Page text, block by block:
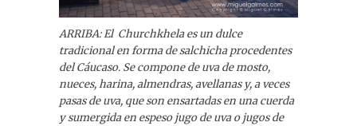
ARRIBA: El Churchkhela es un dulce
tradicional en forma de salchicha procedentes
del Cáucaso. Se compone de uva de mosto,
nueces, harina, almendras, avellanas y, a veces
pasas de uva, que son ensartadas en una cuerda
y sumergida en espeso jugo de uva o jugos de